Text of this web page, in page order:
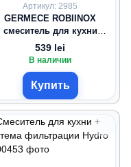
Артикул: 2985
GERMECE ROBIINOX
смеситель для кухни
нержавейка/чёрный
539 lei
В наличии
Купить